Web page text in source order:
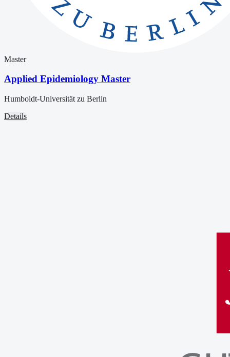
Master
Applied Epidemiology Master
Humboldt-Universität zu Berlin
Details